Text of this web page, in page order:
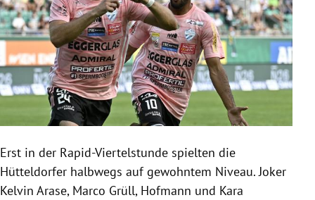
Erst in der Rapid-Viertelstunde spielten die
Hütteldorfer halbwegs auf gewohntem Niveau. Joker
Kelvin Arase, Marco Grüll, Hofmann und Kara